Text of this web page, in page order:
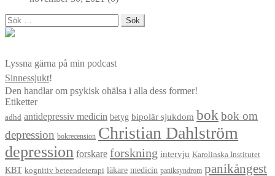
Sök
efter:
Lyssna gärna på min podcast
Sinnessjukt!
Den handlar om psykisk ohälsa i alla dess former!
Etiketter
adhd antidepressiv medicin betyg bipolär sjukdom bokbok om
depression
bokrecension Christian Dahlström
depression forskare forskning intervju Karolinska Institutet
KBT kognitiv beteendeterapi läkare medicin paniksyndrom panikångest